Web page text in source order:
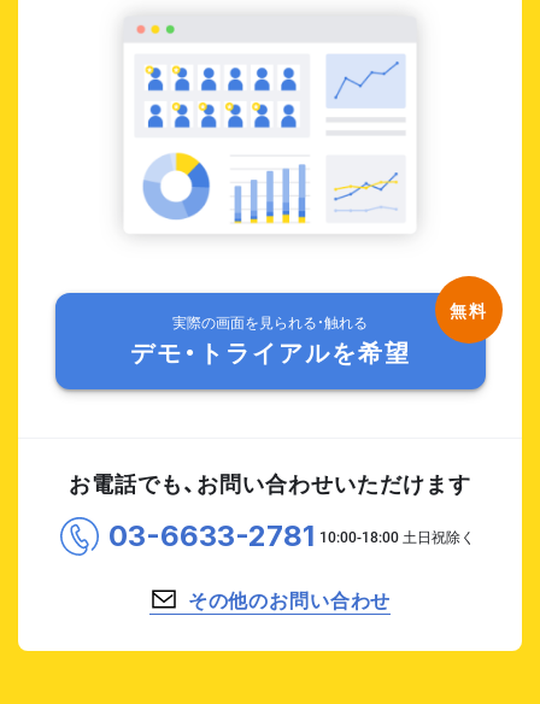
実際の画面を見られる・触れる
デモ・トライアルを希望
お電話でも、お問い合わせいただけます
03-6633-2781
その他のお問い合わせ